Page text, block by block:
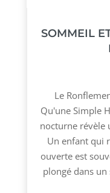
SOMMEIL
Le
Qu'une Simple
nocturne révèle
Un enfant qui
ouverte est
plongé dans